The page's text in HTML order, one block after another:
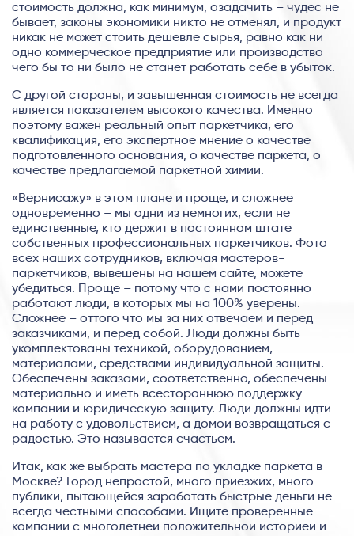
стоимость должна, как минимум, озадачить – чудес не
бывает, законы экономики никто не отменял, и продукт
никак не может стоить дешевле сырья, равно как ни
одно коммерческое предприятие или производство
чего бы то ни было не станет работать себе в убыток.
С другой стороны, и завышенная стоимость не всегда
является показателем высокого качества. Именно
поэтому важен реальный опыт паркетчика, его
квалификация, его экспертное мнение о качестве
подготовленного основания, о качестве паркета, о
качестве предлагаемой паркетной химии.
«Вернисажу» в этом плане и проще, и сложнее
одновременно – мы одни из немногих, если не
единственные, кто держит в постоянном штате
собственных профессиональных паркетчиков. Фото
всех наших сотрудников, включая мастеров-
паркетчиков, вывешены на нашем сайте, можете
убедиться. Проще – потому что с нами постоянно
работают люди, в которых мы на 100% уверены.
Сложнее – оттого что мы за них отвечаем и перед
заказчиками, и перед собой. Люди должны быть
укомплектованы техникой, оборудованием,
материалами, средствами индивидуальной защиты.
Обеспечены заказами, соответственно, обеспечены
материально и иметь всестороннюю поддержку
компании и юридическую защиту. Люди должны идти
на работу с удовольствием, а домой возвращаться с
радостью. Это называется счастьем.
Итак, как же выбрать мастера по укладке паркета в
Москве? Город непростой, много приезжих, много
публики, пытающейся заработать быстрые деньги не
всегда честными способами. Ищите проверенные
компании с многолетней положительной историей и